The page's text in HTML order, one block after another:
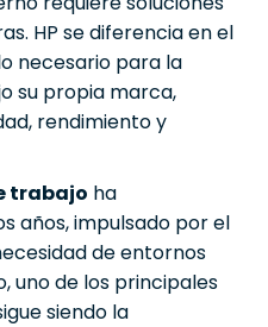
HP se diferencia en el
necesario para la
su propia marca,
rendimiento y
trabajo ha
años, impulsado por el
de entornos
uno de los principales
siendo la